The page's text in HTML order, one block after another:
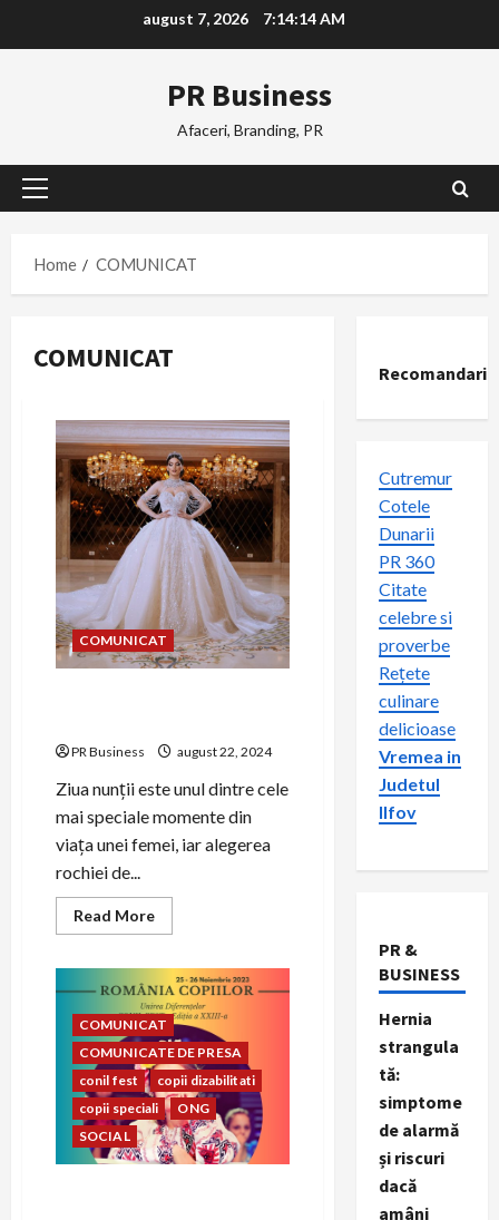
august 7, 2026 7:14:14 AM
PR Business
Afaceri, Branding, PR
Primary
Home
COMUNICAT
COMUNICAT
COMUNICAT
PR Business august 22, 2024
Ziua nunții este unul dintre cele
mai speciale momente din
viața unei femei, iar alegerea
rochiei de...
Read MoreRead
more
rochiei
de
mireasă
perfecte
COMUNICAT
COMUNICATE DE PRESA
conil fest
copii dizabilitati
copii speciali
ONG
SOCIAL
Recomandari
Cutremur
Cotele
Dunarii
PR 360
Citate
celebre si
proverbe
Rețete
culinare
delicioase
Vremea in
Judetul
Ilfov
PR &
BUSINESS
Hernia
strangula
tă:
simptome
de alarmă
și riscuri
dacă
amâni